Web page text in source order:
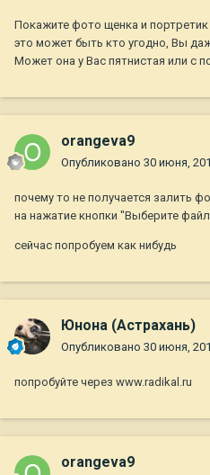
Покажите фото щенка и
это может быть кто угодно, Вы
Может она у Вас пятнистая или с
orangeva9
Опубликовано 30 июня,
почему то не получается залить
на нажатие кнопки "Выберите
сейчас попробуем как нибудь
Юнона (Астрахань)
Опубликовано 30 июня,
попробуйте через www.radikal.ru
orangeva9